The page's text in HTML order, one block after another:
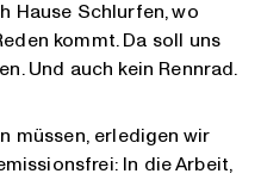
Hause Schlurfen, wo
kommt. Da soll uns
Und auch kein Rennrad.
müssen, erledigen wir
In die Arbeit,